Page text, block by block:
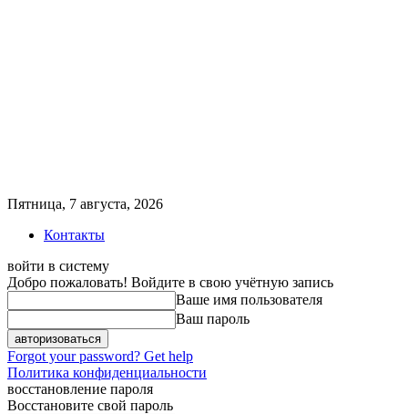
Пятница, 7 августа, 2026
Контакты
войти в систему
Добро пожаловать! Войдите в свою учётную запись
Ваше имя пользователя
Ваш пароль
Forgot your password? Get help
Политика конфиденциальности
восстановление пароля
Восстановите свой пароль